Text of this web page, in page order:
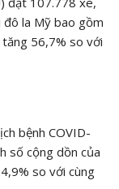
la Mỹ bao gồm
56,7% so với
bệnh COVID-
số cộng dồn của
so với cùng